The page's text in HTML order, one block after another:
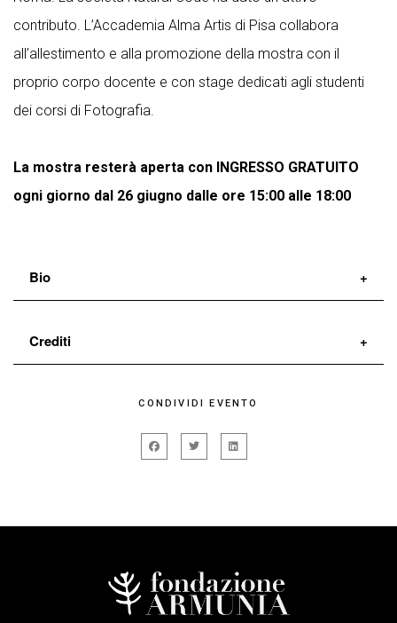
contributo. L’Accademia Alma Artis di Pisa collabora
all’allestimento e alla promozione della mostra con il
proprio corpo docente e con stage dedicati agli studenti
dei corsi di Fotografia.
La mostra resterà aperta con INGRESSO GRATUITO
ogni giorno dal 26 giugno dalle ore 15:00 alle 18:00
Bio
Crediti
CONDIVIDI EVENTO